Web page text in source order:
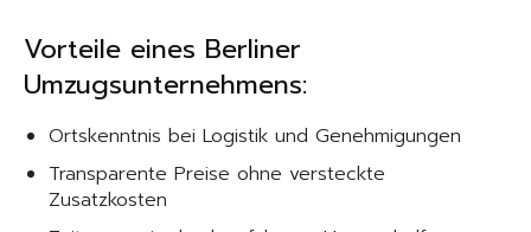
Vorteile eines Berliner
Umzugsunternehmens:
Ortskenntnis bei Logistik und Genehmigungen
Transparente Preise ohne versteckte
Zusatzkosten